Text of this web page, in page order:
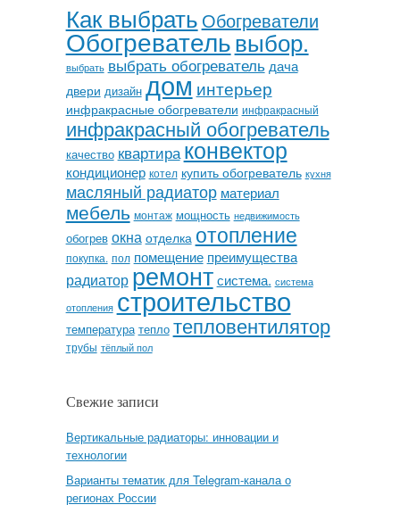
Как выбрать Обогреватели
Обогревательвыбор.
выбрать выбрать обогреватель дача
двери дизайн дом интерьер
инфракрасные обогреватели инфракрасный
инфракрасный обогреватель
качество квартираконвектор
кондиционер котел купить обогреватель кухня
масляный радиатор материал
мебель монтаж мощность недвижимость
обогрев окна отделка отопление
покупка. пол помещение преимущества
радиатор ремонт система. система
отопления строительство
температура тепло тепловентилятор
трубы тёплый пол
Свежие записи
Вертикальные радиаторы: инновации и
технологии
Варианты тематик для Telegram-канала о
регионах России